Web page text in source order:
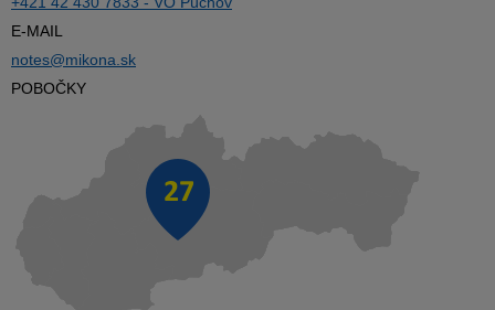
E-MAIL
notes@mikona.sk
POBOČKY